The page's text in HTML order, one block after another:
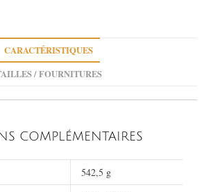
CARACTÉRISTIQUES
/ FOURNITURES
COMPLÉMENTAIRES
542,5 g